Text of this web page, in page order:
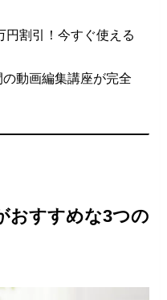
円割引！今すぐ使える
動画編集講座が完全
おすすめな3つの